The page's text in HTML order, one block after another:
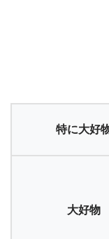
特に大好
大好物